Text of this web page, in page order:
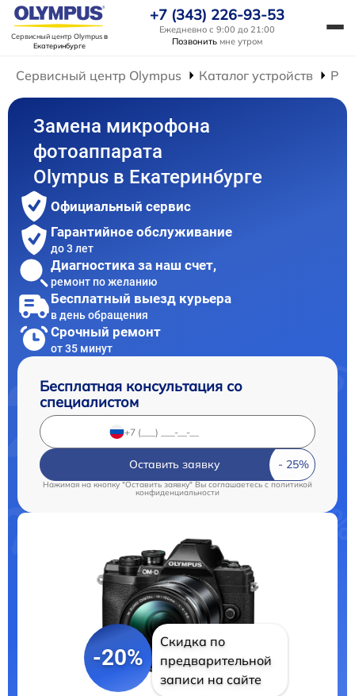
Сервисный центр Olympusв
Екатеринбурге
+7 (343) 226-93-53
Ежедневно с 9:00 до 21:00
Позвонить мне утром
Сервисный центр Olympus Каталог устройств
Замена микрофона
фотоаппарата
Olympus в Екатеринбурге
Официальный сервис
Гарантийное обслуживание
до 3 лет
Диагностика за наш счет,
ремонт по желанию
Бесплатный выезд курьера
в день обращения
Срочный ремонт
от 35 минут
Бесплатная консультация со
специалистом
Оставить заявку
Нажимая на кнопку "Оставить заявку" Вы соглашаетесь c политикой
конфиденциальности
-20%
Скидка по
предварительной
записи на сайте